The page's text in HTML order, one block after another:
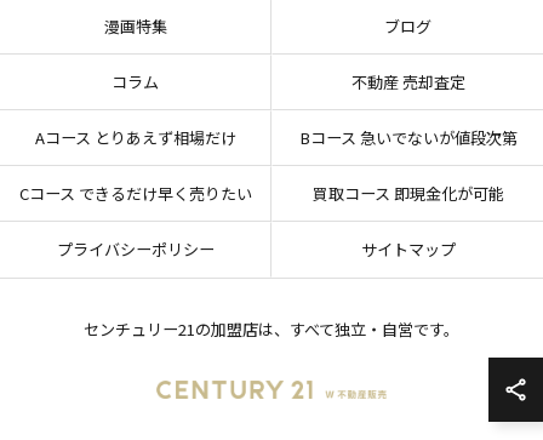
漫画特集 ブログ
コラム 不動産 売却査定
Aコース とりあえず相場だけ Bコース 急いでないが値段次第
Cコース できるだけ早く売りたい 買取コース 即現金化が可能
プライバシーポリシー サイトマップ
センチュリー21の加盟店は、すべて独立・自営です。